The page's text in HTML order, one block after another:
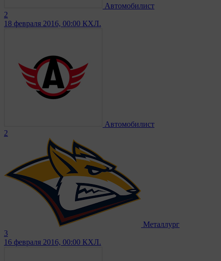
Автомобилист
2
18 февраля 2016, 00:00 КХЛ.
Автомобилист
2
Металлург
3
16 февраля 2016, 00:00 КХЛ.